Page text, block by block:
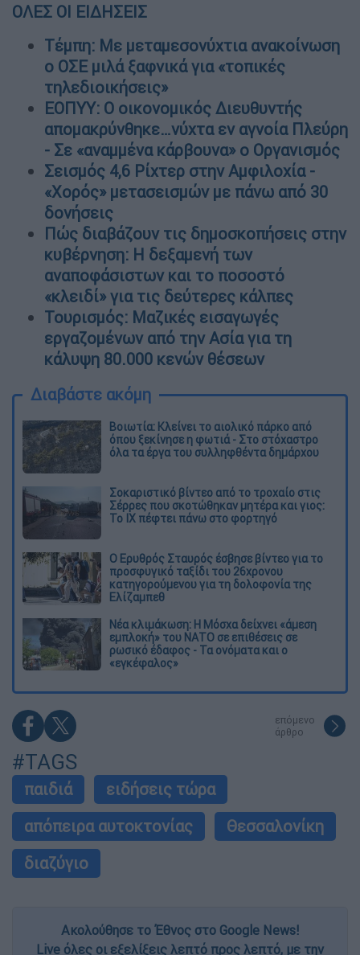
ΟΛΕΣ ΟΙ ΕΙΔΗΣΕΙΣ
Τέμπη: Με μεταμεσονύχτια ανακοίνωση
ο ΟΣΕ μιλά ξαφνικά για «τοπικές
τηλεδιοικήσεις»
ΕΟΠΥΥ: Ο οικονομικός Διευθυντής
απομακρύνθηκε…νύχτα εν αγνοία Πλεύρη
- Σε «αναμμένα κάρβουνα» ο Οργανισμός
Σεισμός 4,6 Ρίχτερ στην Αμφιλοχία -
«Χορός» μετασεισμών με πάνω από 30
δονήσεις
Πώς διαβάζουν τις δημοσκοπήσεις στην
κυβέρνηση: Η δεξαμενή των
αναποφάσιστων και το ποσοστό
«κλειδί» για τις δεύτερες κάλπες
Τουρισμός: Μαζικές εισαγωγές
εργαζομένων από την Ασία για τη
κάλυψη 80.000 κενών θέσεων
Διαβάστε ακόμη
Βοιωτία: Κλείνει το αιολικό πάρκο από
όπου ξεκίνησε η φωτιά - Στο στόχαστρο
όλα τα έργα του συλληφθέντα δημάρχου
Σοκαριστικό βίντεο από το τροχαίο στις
Σέρρες που σκοτώθηκαν μητέρα και γιος:
Το ΙΧ πέφτει πάνω στο φορτηγό
Ο Ερυθρός Σταυρός έσβησε βίντεο για το
προσφυγικό ταξίδι του 26χρονου
κατηγορούμενου για τη δολοφονία της
Ελίζαμπεθ
Νέα κλιμάκωση: Η Μόσχα δείχνει «άμεση
εμπλοκή» του ΝΑΤΟ σε επιθέσεις σε
ρωσικό έδαφος - Τα ονόματα και ο
«εγκέφαλος»
επόμενο
άρθρο
#TAGS
παιδιά
ειδήσεις τώρα
απόπειρα αυτοκτονίας
Θεσσαλονίκη
διαζύγιο
Ακολούθησε το Έθνος στο Google News!
Live όλες οι εξελίξεις λεπτό προς λεπτό, με την